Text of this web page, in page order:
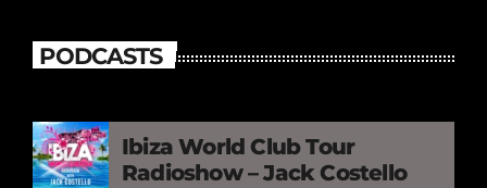
PODCASTS
Ibiza World Club Tour
Radioshow – Jack Costello